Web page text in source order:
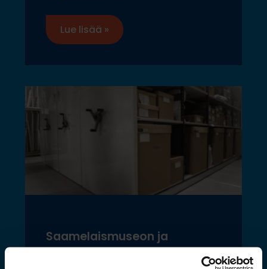
Lue lisää »
Saamelaismuseon ja
luontokeskuksen esineistölle